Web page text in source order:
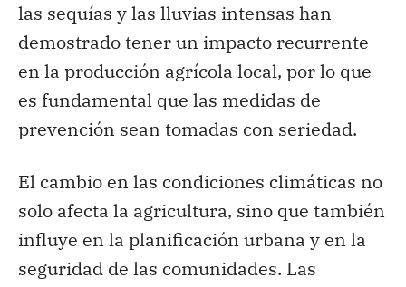
las sequías y las lluvias intensas han
demostrado tener un impacto recurrente
en la producción agrícola local, por lo que
es fundamental que las medidas de
prevención sean tomadas con seriedad.
El cambio en las condiciones climáticas no
solo afecta la agricultura, sino que también
influye en la planificación urbana y en la
seguridad de las comunidades. Las